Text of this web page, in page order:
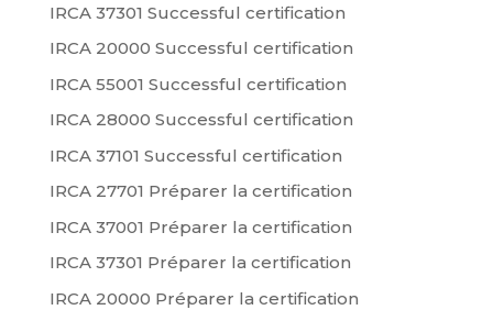
IRCA 37301 Successful certification
IRCA 20000 Successful certification
IRCA 55001 Successful certification
IRCA 28000 Successful certification
IRCA 37101 Successful certification
IRCA 27701 Préparer la certification
IRCA 37001 Préparer la certification
IRCA 37301 Préparer la certification
IRCA 20000 Préparer la certification